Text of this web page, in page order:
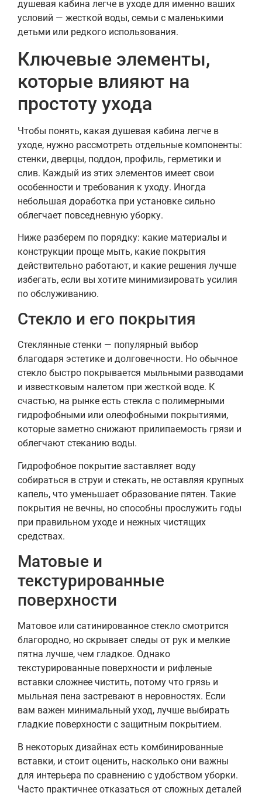
душевая кабина легче в уходе для именно ваших
условий — жесткой воды, семьи с маленькими
детьми или редкого использования.
Ключевые элементы,
которые влияют на
простоту ухода
Чтобы понять, какая душевая кабина легче в
уходе, нужно рассмотреть отдельные компоненты:
стенки, дверцы, поддон, профиль, герметики и
слив. Каждый из этих элементов имеет свои
особенности и требования к уходу. Иногда
небольшая доработка при установке сильно
облегчает повседневную уборку.
Ниже разберем по порядку: какие материалы и
конструкции проще мыть, какие покрытия
действительно работают, и какие решения лучше
избегать, если вы хотите минимизировать усилия
по обслуживанию.
Стекло и его покрытия
Стеклянные стенки — популярный выбор
благодаря эстетике и долговечности. Но обычное
стекло быстро покрывается мыльными разводами
и известковым налетом при жесткой воде. К
счастью, на рынке есть стекла с полимерными
гидрофобными или олеофобными покрытиями,
которые заметно снижают прилипаемость грязи и
облегчают стеканию воды.
Гидрофобное покрытие заставляет воду
собираться в струи и стекать, не оставляя крупных
капель, что уменьшает образование пятен. Такие
покрытия не вечны, но способны прослужить годы
при правильном уходе и нежных чистящих
средствах.
Матовые и
текстурированные
поверхности
Матовое или сатинированное стекло смотрится
благородно, но скрывает следы от рук и мелкие
пятна лучше, чем гладкое. Однако
текстурированные поверхности и рифленые
вставки сложнее чистить, потому что грязь и
мыльная пена застревают в неровностях. Если
вам важен минимальный уход, лучше выбирать
гладкие поверхности с защитным покрытием.
В некоторых дизайнах есть комбинированные
вставки, и стоит оценить, насколько они важны
для интерьера по сравнению с удобством уборки.
Часто практичнее отказаться от сложных деталей